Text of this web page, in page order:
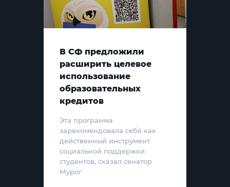
В СФ предложили
расширить целевое
использование
образовательных
кредитов
Эта программа
зарекомендовала себя как
действенный инструмент
социальной поддержки
студентов, сказал сенатор
Мурог